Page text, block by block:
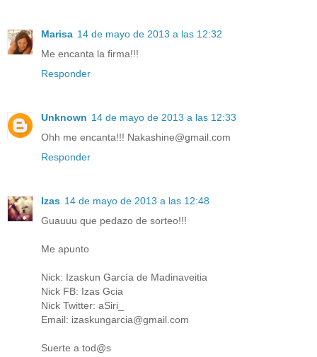
Marisa 14 de mayo de 2013 a las 12:32
Me encanta la firma!!!
Responder
Unknown 14 de mayo de 2013 a las 12:33
Ohh me encanta!!! Nakashine@gmail.com
Responder
Izas 14 de mayo de 2013 a las 12:48
Guauuu que pedazo de sorteo!!!
Me apunto
Nick: Izaskun García de Madinaveitia
Nick FB: Izas Gcia
Nick Twitter: aSiri_
Email: izaskungarcia@gmail.com
Suerte a tod@s